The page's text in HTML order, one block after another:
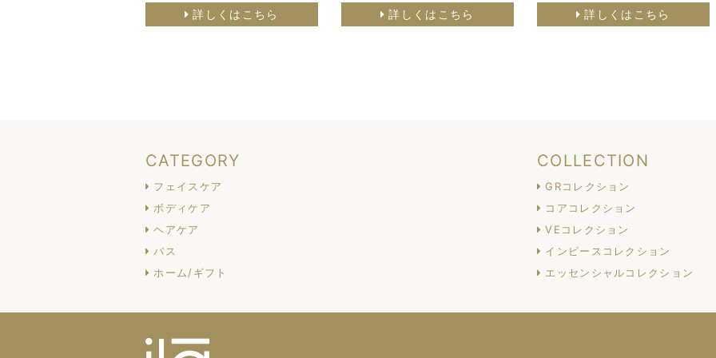
詳しくはこちら 詳しくはこちら 詳しくはこちら
CATEGORY
フェイスケア
ボディケア
ヘアケア
バス
ホーム/ギフト
COLLECTION
GRコレクション
コアコレクション
VEコレクション
インピースコレクション
エッセンシャルコレクション